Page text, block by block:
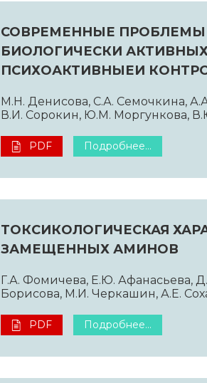
СОВРЕМЕННЫЕ ПРОБЛЕМЫ
БИОЛОГИЧЕСКИ
ПСИХОАКТИВНЫЕИ
М.Н. Денисова, С.А. Семочкина,
В.И. Сорокин, Ю.М. Моргункова,
PDF Подробнее...
ТОКСИКОЛОГИЧЕСКАЯ
ЗАМЕЩЕННЫХ АМИНОВ
Г.А. Фомичева, Е.Ю. Афанасьева,
Борисова, М.И. Черкашин, А.Е.
PDF Подробнее...